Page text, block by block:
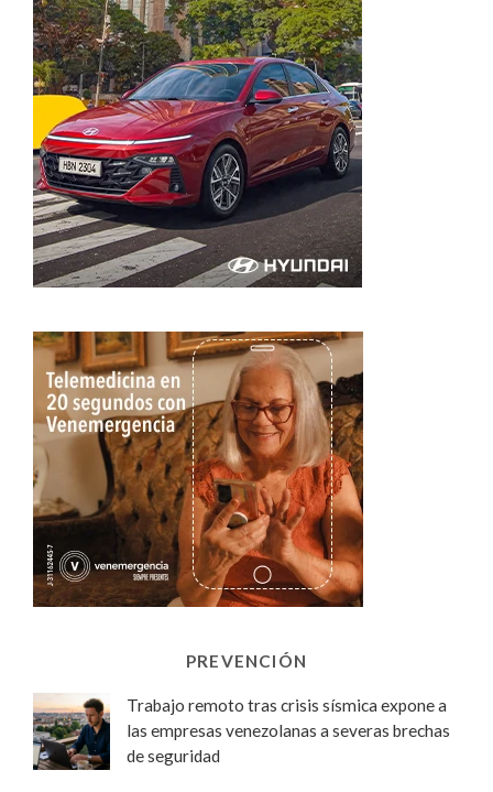
PREVENCIÓN
Trabajo remoto tras crisis sísmica expone a
las empresas venezolanas a severas brechas
de seguridad